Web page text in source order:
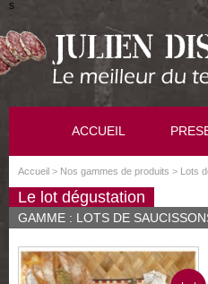
s
ACCUEIL
Accueil > Nos gammes de produits > Lots
Le lot dégustation
GAMME : LOTS DE